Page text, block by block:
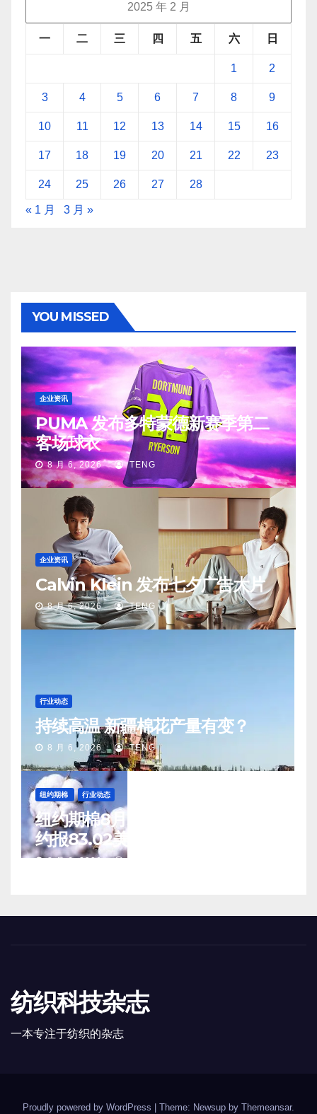
2025 年 2 月
一 二 三 四 五 六 日
1 2
3 4 5 6 7 8 9
10 11 12 13 14 15 16
17 18 19 20 21 22 23
24 25 26 27 28
« 1 月 3 月 »
YOU MISSED
企业资讯
PUMA 发布多特蒙德新赛季第二
客场球衣
8 月 6, 2026 TENG
企业资讯
Calvin Klein 发布七夕广告大片
8 月 6, 2026 TENG
行业动态
持续高温 新疆棉花产量有变？
8 月 6, 2026 TENG
纽约期棉 行业动态
纽约期棉8月5日(周三)收涨12月合
约报83.02美分/磅
8 月 6, 2026 TENG
纺织科技杂志
一本专注于纺织的杂志
Proudly powered by WordPress Theme: Newsup by Themeansar.